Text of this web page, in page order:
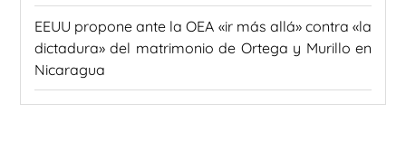
EEUU propone ante la OEA «ir más allá» contra «la
dictadura» del matrimonio de Ortega y Murillo en
Nicaragua